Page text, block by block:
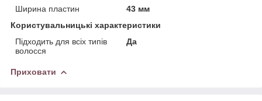
Ширина пластин
43 мм
Користувальницькі характеристики
Підходить для всіх типів
волосся
Да
Приховати